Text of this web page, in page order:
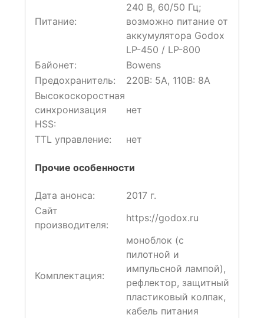
Питание:
240 В, 60/50 Гц;
возможно питание от
аккумулятора Godox
LP-450 / LP-800
Байонет:
Bowens
Предохранитель:
220В: 5А, 110В: 8А
Высокоскоростная
синхронизация
HSS:
нет
TTL управление: нет
Прочие особенности
Дата анонса:
2017 г.
Сайт
производителя:
https://godox.ru
Комплектация:
моноблок (с
пилотной и
импульсной лампой),
рефлектор, защитный
пластиковый колпак,
кабель питания